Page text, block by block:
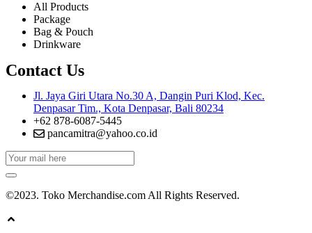
All Products
Package
Bag & Pouch
Drinkware
Contact Us
Jl. Jaya Giri Utara No.30 A, Dangin Puri Klod, Kec.
Denpasar Tim., Kota Denpasar, Bali 80234
+62 878-6087-5445
pancamitra@yahoo.co.id
©2023. Toko Merchandise.com All Rights Reserved.